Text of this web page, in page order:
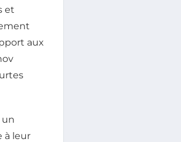
et
aux
un
à leur